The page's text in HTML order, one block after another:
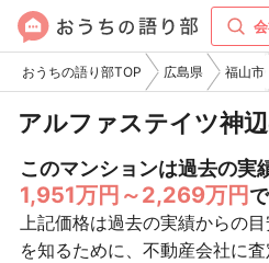
おうちの語り部TOP 広島県 福山市
アルファステイツ神
このマンションは過去の実
1,951万円～2,269万円
上記価格は過去の実績からの
を知るために、不動産会社に